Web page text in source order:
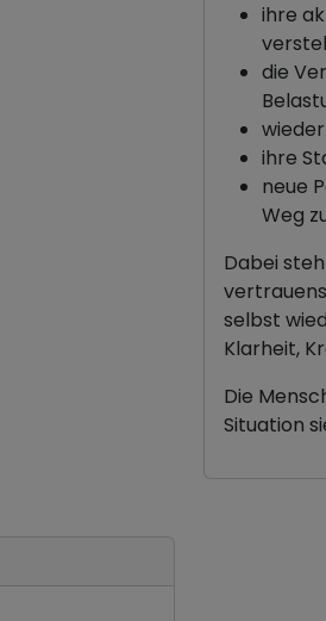
ihre
die
ihre
neue
Weg
Dabei
selbst
Klarheit,
Die
Situation